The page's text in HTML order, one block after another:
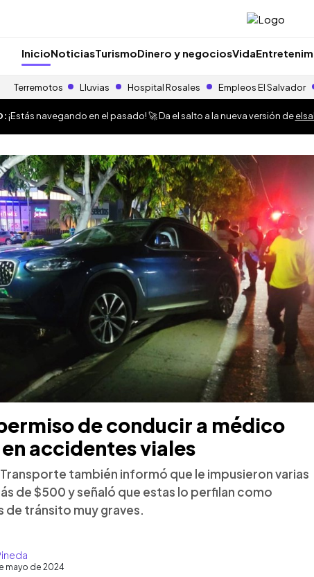
InicioNoticiasTurismoDinero y negociosVida
Terremotos Lluvias Hospital Rosales Empleos El Salvador
¡Estás navegando en el pasado! 🚀 Da el salto a la nueva versión de
de conducir a médico
accidentes viales
también informó que le impusieron varias
de $500 y señaló que estas lo perfilan como
de tránsito muy graves.
mayo de 2024